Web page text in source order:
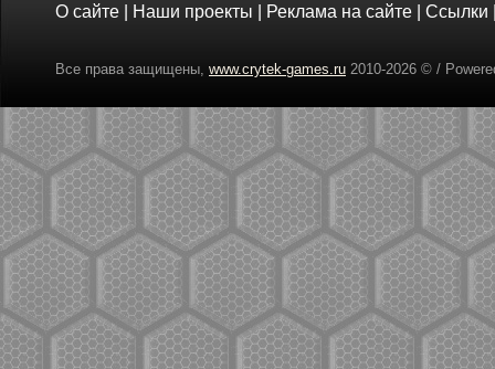
О сайте Наши проекты Реклама на сайте Ссылки
Все права защищены, www.crytek-games.ru 2010-2026 © /